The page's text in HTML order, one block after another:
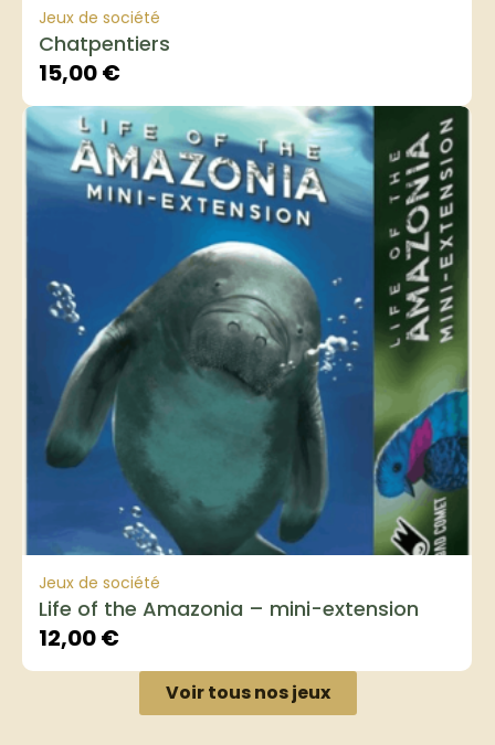
Jeux de société
Chatpentiers
15,00€
Jeux de société
Life of the Amazonia – mini-extension
12,00€
Voir tous nos jeux